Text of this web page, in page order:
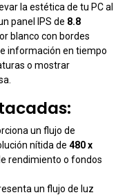
la estética de tu PC al
panel IPS de 8.8
blanco con bordes
información en tiempo
o mostrar
un flujo de
nítida de 480 x
rendimiento o fondos
un flujo de luz